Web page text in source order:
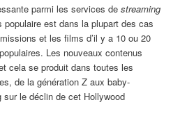
parmi les services destreaming
est dans la plupart des cas
et les films d’il y a 10 ou 20
Les nouveaux contenus
cela se produit dans toutes les
de la génération Z aux baby-
le déclin de cet Hollywood